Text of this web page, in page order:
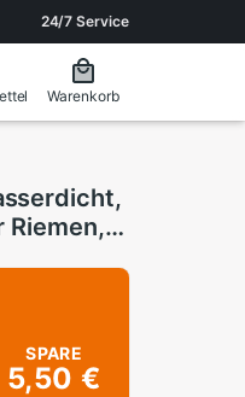
24/7 Service
Warenkorb
SPARE
5,50 €